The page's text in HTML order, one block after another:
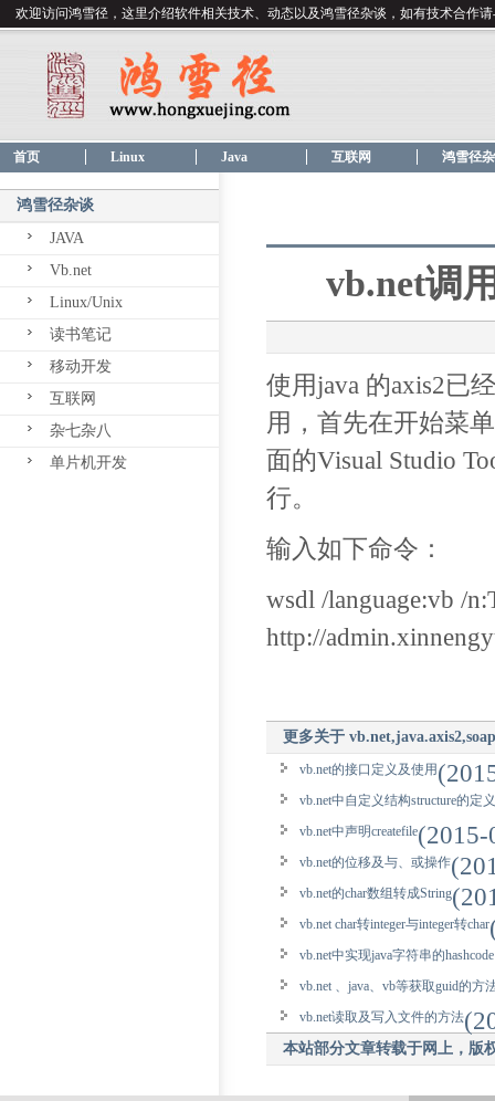
欢迎访问鸿雪径，这里介绍软件相关技术、动态以及鸿雪径杂谈，如有技术合作
首页 Linux Java 互联网 鸿雪径
鸿雪径杂谈
JAVA
Vb.net
Linux/Unix
读书笔记
移动开发
互联网
杂七杂八
单片机开发
vb.net调
使用java 的axis2已
用，首先在开始菜
面的Visual Studio
行。
输入如下命令：
wsdl /language:vb /
http://
更多关于 vb.net,java.axis2,soap
vb.net的接口定义及使用
vb.net中自定义结构structure的定
vb.net中声明createfile
vb.net的位移及与、或操作
vb.net的char数组转成String
vb.net char转integer与integer转char
vb.net中实现java字符串的hashcode
vb.net 、java、vb等获取guid的方
vb.net读取及写入文件的方法
本站部分文章转载于网上，版